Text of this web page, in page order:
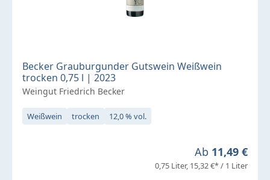
Becker Grauburgunder Gutswein Weißwein
trocken 0,75 l | 2023
Weingut Friedrich Becker
Weißwein trocken 12,0 % vol.
Regulärer
Ab 11,49 €
0,75 Liter 15,32 €* / 1 Liter